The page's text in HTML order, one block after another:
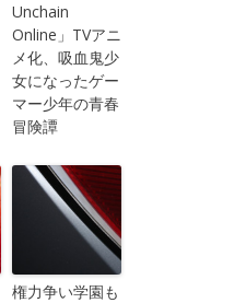
Unchain
Online」TVアニ
メ化、吸血鬼少
女になったゲー
マー少年の青春
冒険譚
権力争い学園も